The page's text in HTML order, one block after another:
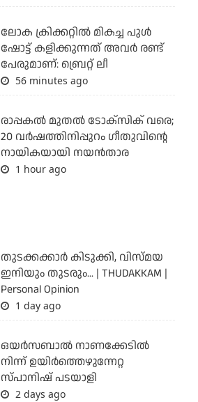
ലോക ക്രിക്കറ്റില്‍ മികച്ച പുള്‍
ഷോട്ട് കളിക്കുന്നത് അവര്‍ രണ്ട്
പേരുമാണ്: ബ്രെറ്റ് ലീ
56 minutes ago
രാപ്പകൽ മുതൽ ടോക്സിക് വരെ;
20 വർഷത്തിനിപ്പുറം ഗീതുവിന്റെ
നായികയായി നയൻതാര
1 hour ago
തുടക്കക്കാര്‍ കിടുക്കി, വിസ്മയ
ഇനിയും തുടരും... | THUDAKKAM |
Personal Opinion
1 day ago
ഒയര്‍സബാൽ നാണക്കേടിൽ
നിന്ന് ഉയിർത്തെഴുന്നേറ്റ
സ്പാനിഷ് പടയാളി
2 days ago